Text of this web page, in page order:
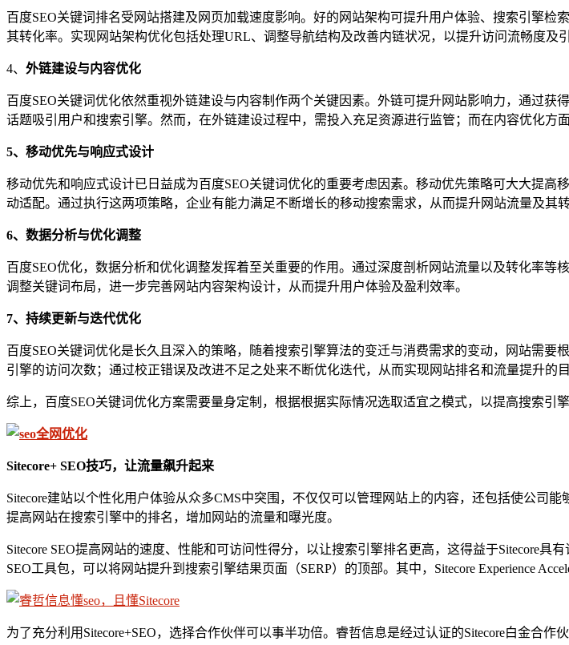
百度SEO关键词排名受网站搭建及网页加载速度影响。好的网站架构可提升用户体验、搜索引擎
其转化率。实现网站架构优化包括处理URL、调整导航结构及改善内链状况，以提升访问流畅度及
4、 外链建设与内容优化
百度SEO关键词优化依然重视外链建设与内容制作两个关键因素。外链可提升网站影响力，通过
话题吸引用户和搜索引擎。然而，在外链建设过程中，需投入充足资源进行监管；而在内容优化方
5、 移动优先与响应式设计
移动优先和响应式设计已日益成为百度SEO关键词优化的重要考虑因素。移动优先策略可大大提
动适配。通过执行这两项策略，企业有能力满足不断增长的移动搜索需求，从而提升网站流量及其
6、 数据分析与优化调整
百度SEO优化，数据分析和优化调整发挥着至关重要的作用。通过深度剖析网站流量以及转化率
调整关键词布局，进一步完善网站内容架构设计，从而提升用户体验及盈利效率。
7、 持续更新与迭代优化
百度SEO关键词优化是长久且深入的策略，随着搜索引擎算法的变迁与消费需求的变动，网站需
引擎的访问次数；通过校正错误及改进不足之处来不断优化迭代，从而实现网站排名和流量提升的目
综上，百度SEO关键词优化方案需要量身定制，根据根据实际情况选取适宜之模式，以提高搜索引
Sitecore+ SEO技巧，让流量飙升起来
Sitecore建站以个性化用户体验从众多CMS中突围，不仅仅可以管理网站上的内容，还包括使公司
提高网站在搜索引擎中的排名，增加网站的流量和曝光度。
Sitecore SEO提高网站的速度、性能和可访问性得分，以让搜索引擎排名更高，这得益于Sitecore
SEO工具包，可以将网站提升到搜索引擎结果页面（SERP）的顶部。其中，Sitecore Experience
为了充分利用Sitecore+SEO，选择合作伙伴可以事半功倍。睿哲信息是经过认证的Sitecore白金合作